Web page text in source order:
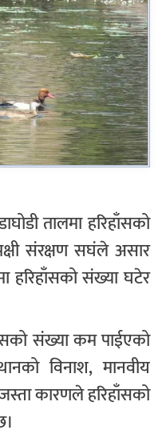
तालमा हरिहाँसको
संरक्षण सघंले असार
हरिहाँसको संख्या घटेर
संख्या कम पाईएको
विनाश, मानवीय
कारणले हरिहाँसको